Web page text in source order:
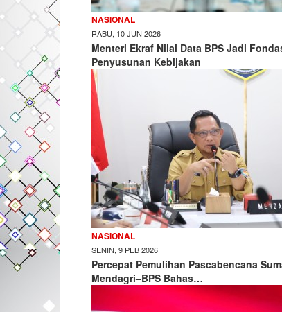
NASIONAL
RABU, 10 JUN 2026
Menteri Ekraf Nilai Data BPS Jadi
Penyusunan Kebijakan
NASIONAL
SENIN, 9 PEB 2026
Percepat Pemulihan Pascabencana
Mendagri–BPS Bahas…